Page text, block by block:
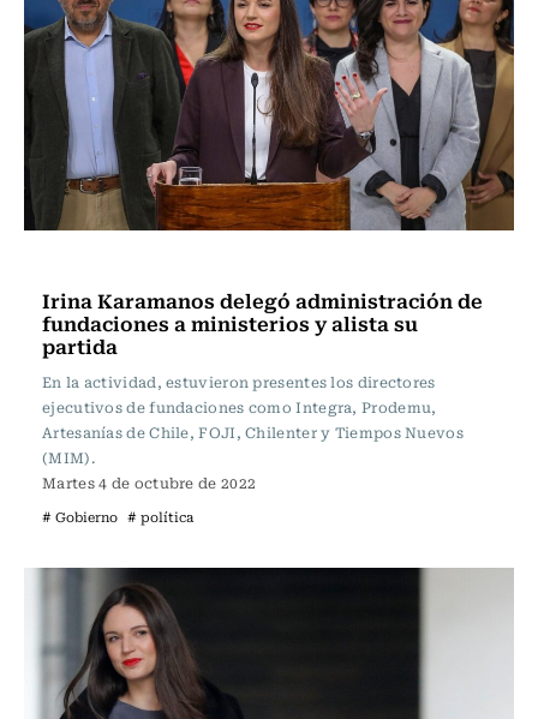
Irina Karamanos delegó administración de
fundaciones a ministerios y alista su
partida
En la actividad, estuvieron presentes los directores
ejecutivos de fundaciones como Integra, Prodemu,
Artesanías de Chile, FOJI, Chilenter y Tiempos Nuevos
(MIM).
Martes 4 de octubre de 2022
# Gobierno # política